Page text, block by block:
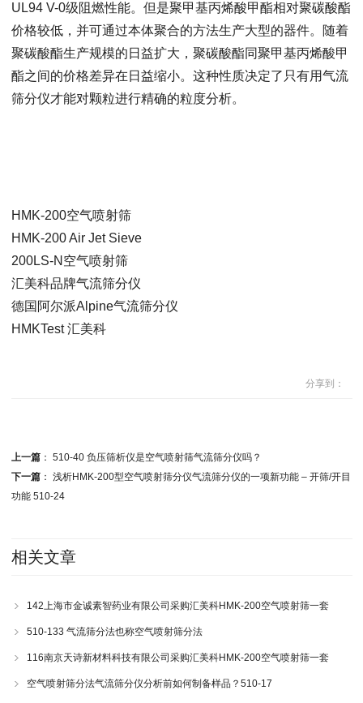
UL94 V-0级阻燃性能。但是聚甲基丙烯酸甲酯相对聚碳酸酯
价格较低，并可通过本体聚合的方法生产大型的器件。随着
聚碳酸酯生产规模的日益扩大，聚碳酸酯同聚甲基丙烯酸甲
酯之间的价格差异在日益缩小。这种性质决定了只有用气流
筛分仪才能对颗粒进行精确的粒度分析。
HMK-200空气喷射筛
HMK-200 Air Jet Sieve
200LS-N空气喷射筛
汇美科品牌气流筛分仪
德国阿尔派Alpine气流筛分仪
HMKTest 汇美科
分享到：
上一篇： 510-40 负压筛析仪是空气喷射筛气流筛分仪吗？
下一篇： 浅析HMK-200型空气喷射筛分仪气流筛分仪的一项新功能 – 开筛/开目
功能 510-24
相关文章
142上海市金诚素智药业有限公司采购汇美科HMK-200空气喷射筛一套
510-133 气流筛分法也称空气喷射筛分法
116南京天诗新材料科技有限公司采购汇美科HMK-200空气喷射筛一套
空气喷射筛分法气流筛分仪分析前如何制备样品？510-17